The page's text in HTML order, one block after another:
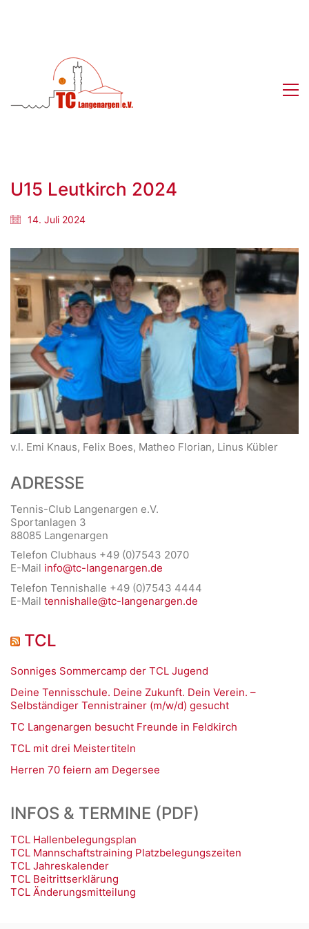
U15 Leutkirch 2024
14. Juli 2024
v.l. Emi Knaus, Felix Boes, Matheo Florian, Linus Kübler
ADRESSE
Tennis-Club Langenargen e.V.
Sportanlagen 3
88085 Langenargen
Telefon Clubhaus +49 (0)7543 2070
E-Mail info@tc-langenargen.de
Telefon Tennishalle +49 (0)7543 4444
E-Mail tennishalle@tc-langenargen.de
TCL
Sonniges Sommercamp der TCL Jugend
Deine Tennisschule. Deine Zukunft. Dein Verein. –
Selbständiger Tennistrainer (m/w/d) gesucht
TC Langenargen besucht Freunde in Feldkirch
TCL mit drei Meistertiteln
Herren 70 feiern am Degersee
INFOS & TERMINE (PDF)
TCL Hallenbelegungsplan
TCL Mannschaftstraining Platzbelegungszeiten
TCL Jahreskalender
TCL Beitrittserklärung
TCL Änderungsmitteilung